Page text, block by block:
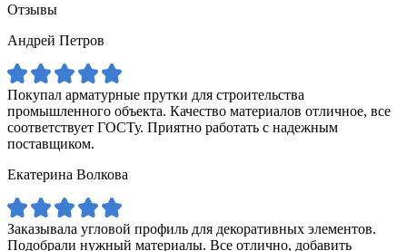
Отзывы
Андрей Петров
Покупал арматурные прутки для строительства
промышленного объекта. Качество материалов отличное, все
соответствует ГОСТу. Приятно работать с надежным
поставщиком.
Екатерина Волкова
Заказывала угловой профиль для декоративных элементов.
Подобрали нужный материалы. Все отлично, добавить